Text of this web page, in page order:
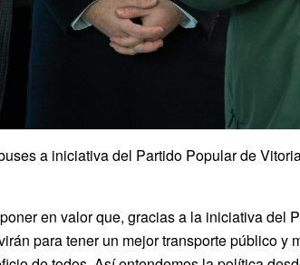
a iniciativa del Partido Popular de
en valor que, gracias a la iniciativa del
para tener un mejor transporte público